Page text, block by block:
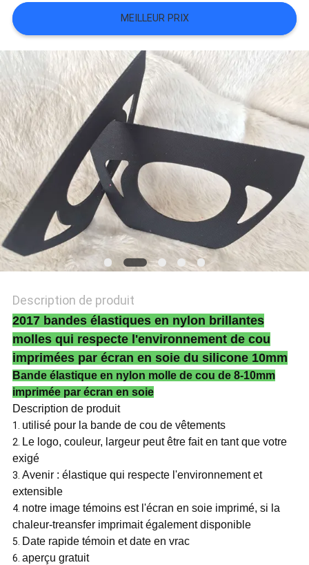
CAS
VR
SHOW
PLAN
DU
SITE
POLITIQUE
CONFIDENTIALITÉ
MEILLEUR PRIX
Description de produit
2017 bandes élastiques en nylon brillantes
molles qui respecte l'environnement de cou
imprimées par écran en soie du silicone 10mm
Bande élastique en nylon molle de cou de 8-10mm
imprimée par écran en soie
Description de produit
1. utilisé pour la bande de cou de vêtements
2. Le logo, couleur, largeur peut être fait en tant que votre
exigé
3. Avenir : élastique qui respecte l'environnement et
extensible
4. notre image témoins est l'écran en soie imprimé, si la
chaleur-treansfer imprimait également disponible
5. Date rapide témoin et date en vrac
6. aperçu gratuit